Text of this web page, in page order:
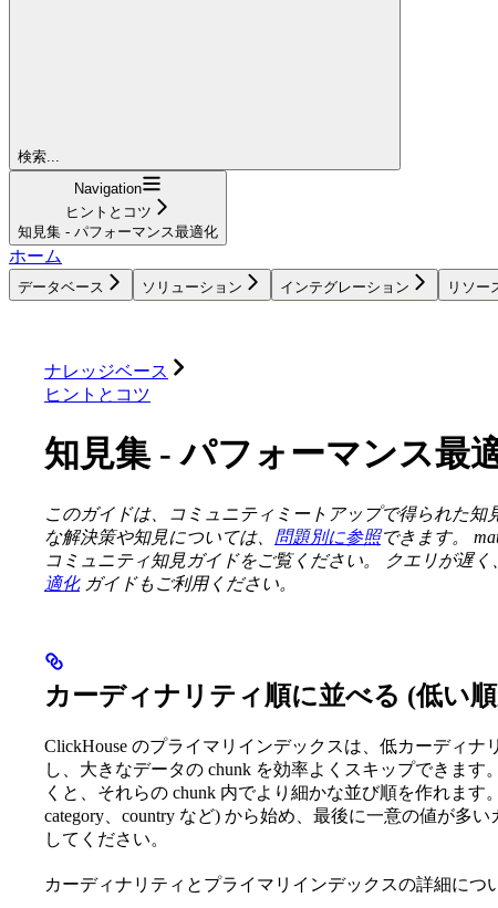
検索...
Navigation
ヒントとコツ
知見集 - パフォーマンス最適化
ホーム
データベース ソリューション インテグレーション リソー
ナレッジベース
ヒントとコツ
知見集 - パフォーマンス最
このガイドは、コミュニティミートアップで得られた
な解決策や知見については、 問題別に参照できます。
コミュニティ知見ガイドをご覧ください。
クエリが遅く
適化ガイドもご利用ください。
カーディナリティ順に並べる (低い
ClickHouse のプライマリインデックスは、低カーディ
し、大きなデータの chunk を効率よくスキップできま
くと、それらの chunk 内でより細かな並び順を作れます
category、country など) から始め、最後に一意の値が多い
してください。
カーディナリティとプライマリインデックスの詳細につ